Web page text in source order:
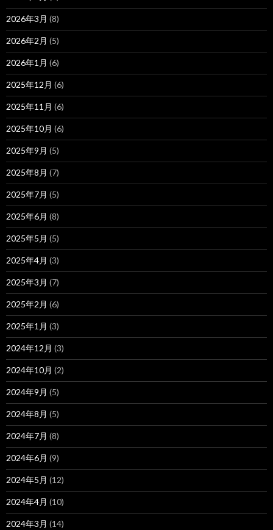
2026年3月 (8)
2026年2月 (5)
2026年1月 (6)
2025年12月 (6)
2025年11月 (6)
2025年10月 (6)
2025年9月 (5)
2025年8月 (7)
2025年7月 (5)
2025年6月 (8)
2025年5月 (5)
2025年4月 (3)
2025年3月 (7)
2025年2月 (6)
2025年1月 (3)
2024年12月 (3)
2024年10月 (2)
2024年9月 (5)
2024年8月 (5)
2024年7月 (8)
2024年6月 (9)
2024年5月 (12)
2024年4月 (10)
2024年3月 (14)